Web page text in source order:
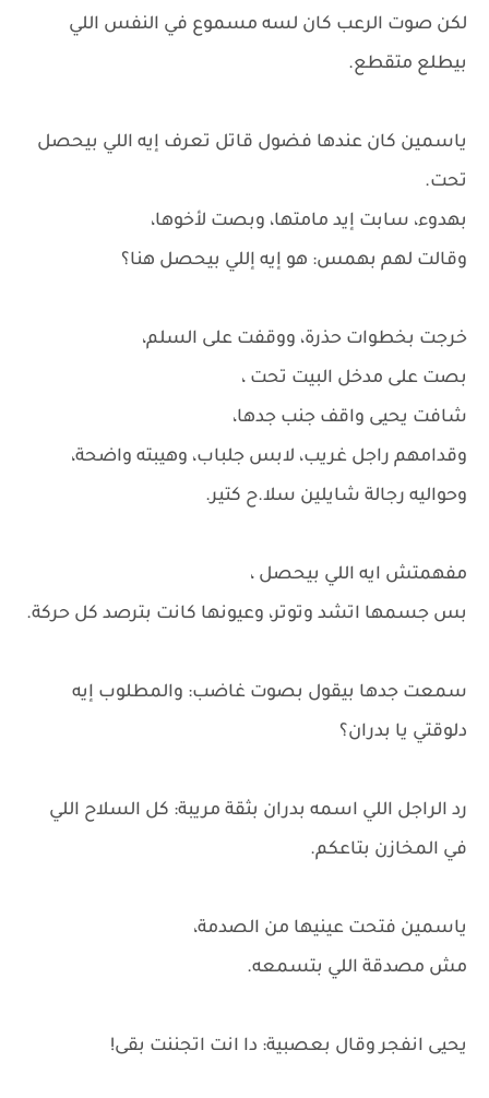
لكن صوت الرعب كان لسه مسموع في النفس اللي
بيطلع متقطع.
ياسمين كان عندها فضول قاتل تعرف إيه اللي بيحصل
تحت.
بهدوء، سابت إيد مامتها، وبصت لأخوها،
وقالت لهم بهمس: هو إيه إللي بيحصل هنا؟
خرجت بخطوات حذرة، ووقفت على السلم،
بصت على مدخل البيت تحت ،
شافت يحيى واقف جنب جدها،
وقدامهم راجل غريب، لابس جلباب، وهيبته واضحة،
وحواليه رجالة شايلين سلا.ح كتير.
مفهمتش ايه اللي بيحصل ،
بس جسمها اتشد وتوتر، وعيونها كانت بترصد كل حركة.
سمعت جدها بيقول بصوت غاضب: والمطلوب إيه
دلوقتي يا بدران؟
رد الراجل اللي اسمه بدران بثقة مريبة: كل السلاح اللي
في المخازن بتاعكم.
ياسمين فتحت عينيها من الصدمة،
مش مصدقة اللي بتسمعه.
يحيى انفجر وقال بعصبية: دا انت اتجننت بقى!